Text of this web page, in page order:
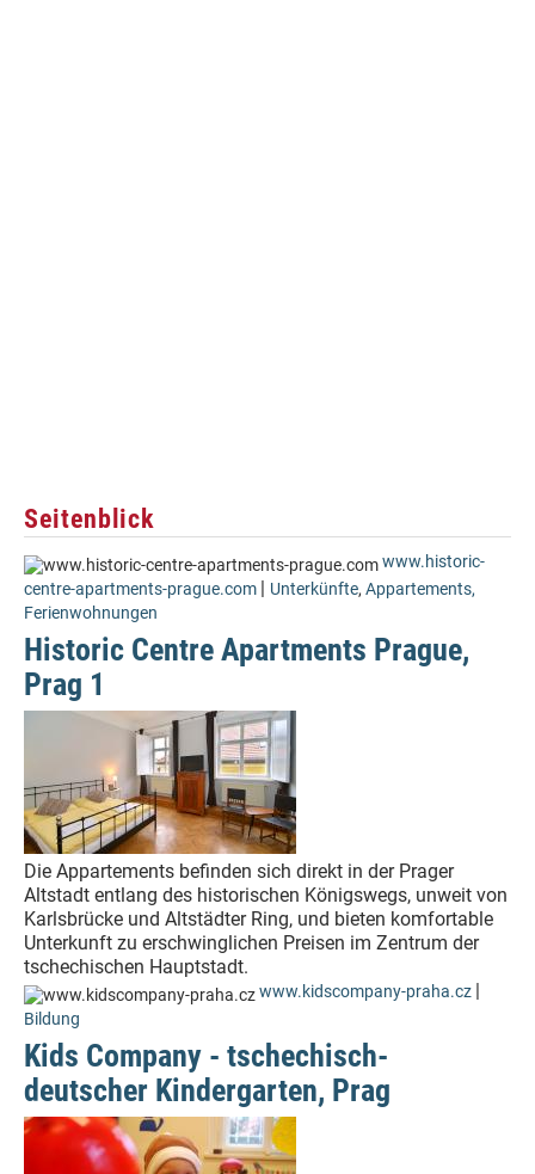
Seitenblick
www.historic-
centre-apartments-prague.com | Unterkünfte, Appartements,
Ferienwohnungen
Historic Centre Apartments Prague,
Prag 1
Die Appartements befinden sich direkt in der Prager
Altstadt entlang des historischen Königswegs, unweit von
Karlsbrücke und Altstädter Ring, und bieten komfortable
Unterkunft zu erschwinglichen Preisen im Zentrum der
tschechischen Hauptstadt.
www.kidscompany-praha.cz |
Bildung
Kids Company - tschechisch-
deutscher Kindergarten, Prag